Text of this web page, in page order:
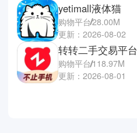
yetimall液体猫
购物平台28.00M
更新：2026-08-02
转转二手交易平台
购物平台118.97M
更新：2026-08-01